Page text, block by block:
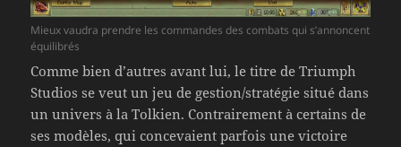
Mieux vaudra prendre les commandes des combats qui s’annoncent
équilibrés
Comme bien d’autres avant lui, le titre de Triumph
Studios se veut un jeu de gestion/stratégie situé dans
un univers à la Tolkien. Contrairement à certains de
ses modèles, qui concevaient parfois une victoire